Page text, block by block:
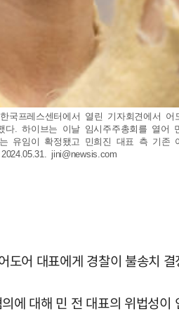
프레스센터에서 열린 기자회견에서
. 하이브는 이날 임시주주총회를 열
임이 확정됐고 민희진 대표 측 기존
jini@newsis.com
도어 대표에게 경찰이 불송치
에 대해 민 전 대표의 위법성